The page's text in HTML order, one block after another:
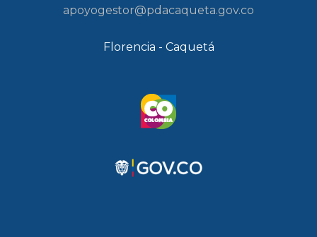
apoyogestor@pdacaqueta.gov.co
Florencia - Caquetá